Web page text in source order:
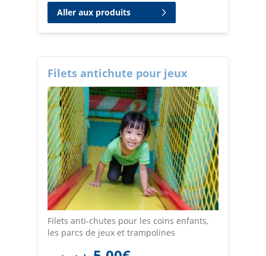
Aller aux produits
Filets antichute pour jeux
Filets anti-chutes pour les coins enfants,
les parcs de jeux et trampolines